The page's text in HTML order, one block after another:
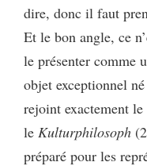
dire, donc il faut
Et le bon angle, ce
le présenter comme
objet exceptionnel
rejoint exactement
le Kulturphilosoph
préparé pour les